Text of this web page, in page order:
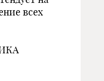
всех